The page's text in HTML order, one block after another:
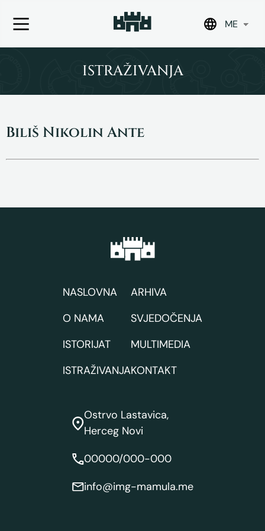
ME
ISTRAŽIVANJA
Biliš Nikolin Ante
NASLOVNA
O NAMA
ISTORIJAT
ISTRAŽIVANJA
ARHIVA
SVJEDOČENJA
MULTIMEDIA
KONTAKT
Ostrvo Lastavica,
Herceg Novi
00000/000-000
info@img-mamula.me